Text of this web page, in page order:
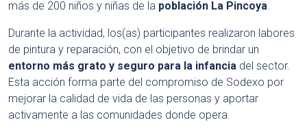
más de 200 niños y niñas de la población La Pincoya.
Durante la actividad, los(as) participantes realizaron labores
de pintura y reparación, con el objetivo de brindar un
entorno más grato y seguro para la infancia del sector.
Esta acción forma parte del compromiso de Sodexo por
mejorar la calidad de vida de las personas y aportar
activamente a las comunidades donde opera.